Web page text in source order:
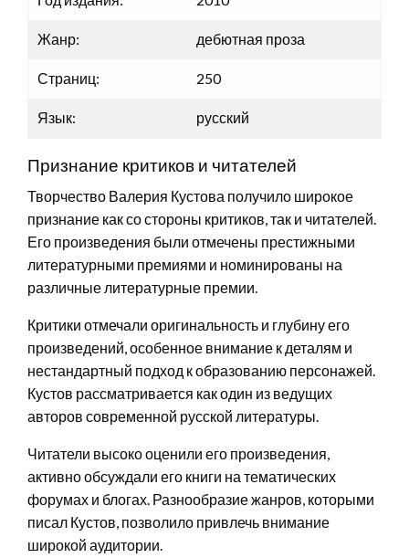
Жанр: дебютная проза
Страниц: 250
Язык: русский
Признание критиков и читателей
Творчество Валерия Кустова получило широкое
признание как со стороны критиков, так и читателей.
Его произведения были отмечены престижными
литературными премиями и номинированы на
различные литературные премии.
Критики отмечали оригинальность и глубину его
произведений, особенное внимание к деталям и
нестандартный подход к образованию персонажей.
Кустов рассматривается как один из ведущих
авторов современной русской литературы.
Читатели высоко оценили его произведения,
активно обсуждали его книги на тематических
форумах и блогах. Разнообразие жанров, которыми
писал Кустов, позволило привлечь внимание
широкой аудитории.